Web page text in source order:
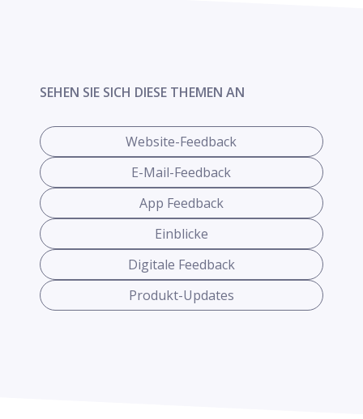
SEHEN SIE SICH DIESE THEMEN AN
Website-Feedback
E-Mail-Feedback
App Feedback
Einblicke
Digitale Feedback
Produkt-Updates